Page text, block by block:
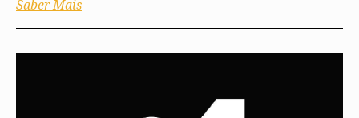
Saber Mais